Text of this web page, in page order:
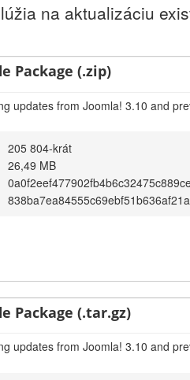
na aktualizáciu
Package (.zip)
updates from Joomla! 3.10 and
205 804-krát
26,49 MB
Package (.tar.gz)
updates from Joomla! 3.10 and